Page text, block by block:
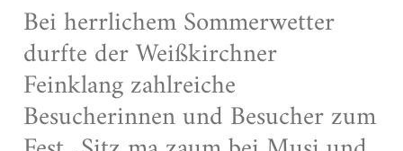
Bei herrlichem Sommerwetter
durfte der Weißkirchner
Feinklang zahlreiche
Besucherinnen und Besucher zum